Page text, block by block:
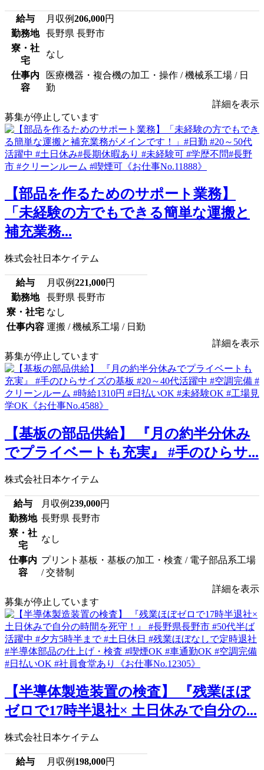
給与 月収例206,000円
勤務地
長野県 長野市
寮・社
宅
なし
仕事内
容
医療機器・複合機の加工・操作 / 機械系工場 / 日
勤
詳細を表示
募集が停止しています
【部品を作るためのサポート業務】
「未経験の方でもできる簡単な運搬と
補充業務...
株式会社日本ケイテム
給与 月収例221,000円
勤務地
長野県 長野市
寮・社宅 なし
仕事内容 運搬 / 機械系工場 / 日勤
詳細を表示
募集が停止しています
【基板の部品供給】 『月の約半分休み
でプライベートも充実』 #手のひらサ...
株式会社日本ケイテム
給与 月収例239,000円
勤務地 長野県 長野市
寮・社
宅
なし
仕事内
容
プリント基板・基板の加工・検査 / 電子部品系工場
/ 交替制
詳細を表示
募集が停止しています
【半導体製造装置の検査】 『残業ほぼ
ゼロで17時半退社× 土日休みで自分の...
株式会社日本ケイテム
給与 月収例 198,000円